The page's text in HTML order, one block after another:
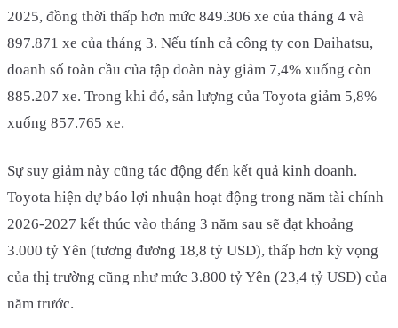
2025, đồng thời thấp hơn mức 849.306 xe của tháng 4 và
897.871 xe của tháng 3. Nếu tính cả công ty con Daihatsu,
doanh số toàn cầu của tập đoàn này giảm 7,4% xuống còn
885.207 xe. Trong khi đó, sản lượng của Toyota giảm 5,8%
xuống 857.765 xe.
Sự suy giảm này cũng tác động đến kết quả kinh doanh.
Toyota hiện dự báo lợi nhuận hoạt động trong năm tài chính
2026-2027 kết thúc vào tháng 3 năm sau sẽ đạt khoảng
3.000 tỷ Yên (tương đương 18,8 tỷ USD), thấp hơn kỳ vọng
của thị trường cũng như mức 3.800 tỷ Yên (23,4 tỷ USD) của
năm trước.